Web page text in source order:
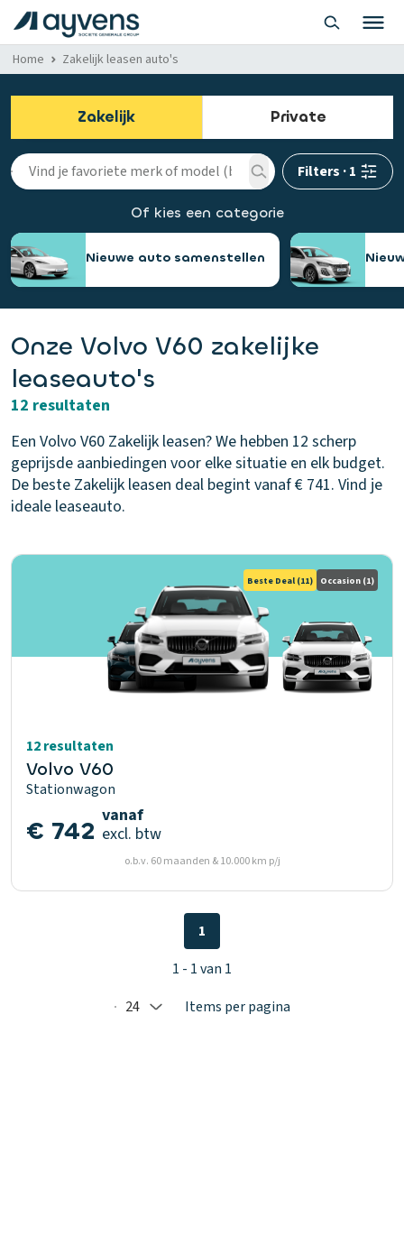
Home Zakelijk leasen auto's
Zakelijk Private
Filters ·1
Of kies een categorie
Nieuwe auto samenstellen
Onze Volvo V60 zakelijke
leaseauto's
12 resultaten
Een Volvo V60 Zakelijk leasen? We hebben 12 scherp
geprijsde aanbiedingen voor elke situatie en elk budget.
De beste Zakelijk leasen deal begint vanaf € 741. Vind je
ideale leaseauto.
Beste Deal (11) Occasion (1)
12 resultaten
Volvo V60
Stationwagon
€ 742 vanaf
excl. btw
o.b.v. 60 maanden & 10.000 km p/j
Selected: 24
24 Items per pagina
1
1 - 1 van 1